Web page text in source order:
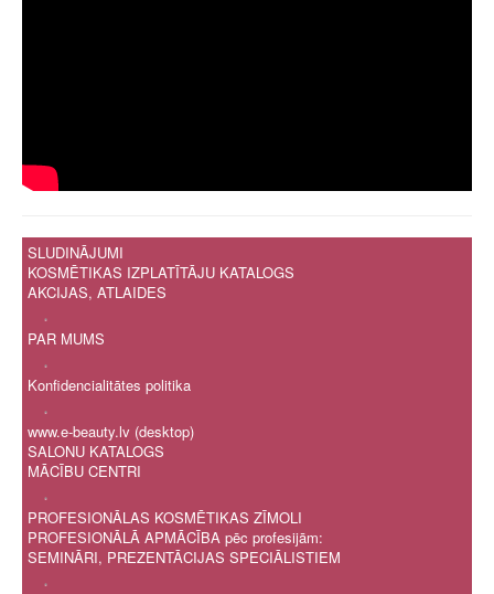
SLUDINĀJUMI
KOSMĒTIKAS IZPLATĪTĀJU KATALOGS
AKCIJAS, ATLAIDES
.
PAR MUMS
.
Konfidencialitātes politika
.
www.e-beauty.lv (desktop)
SALONU KATALOGS
MĀCĪBU CENTRI
.
PROFESIONĀLAS KOSMĒTIKAS ZĪMOLI
PROFESIONĀLĀ APMĀCĪBA pēc profesijām:
SEMINĀRI, PREZENTĀCIJAS SPECIĀLISTIEM
.